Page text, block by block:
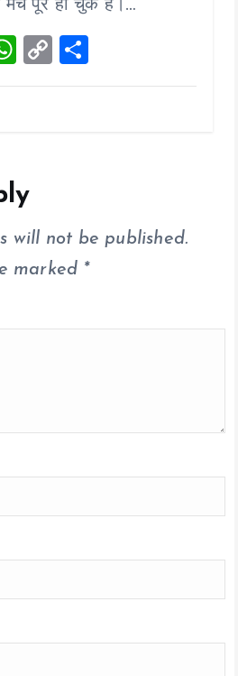
p
p
n
k
पूरे हो चुके हैं।…
W
h
p
p
C
o
h
will not be published.
marked *